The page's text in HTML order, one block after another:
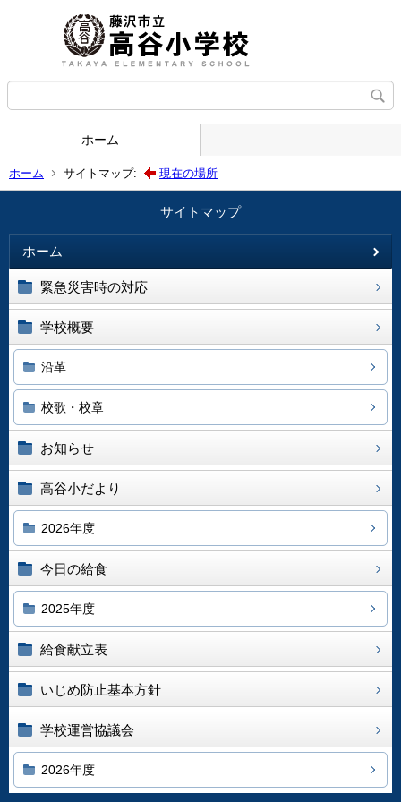
ホーム
ホーム サイトマップ: 現在の場所
サイトマップ
ホーム
緊急災害時の対応
学校概要
沿革
校歌・校章
お知らせ
高谷小だより
2026年度
今日の給食
2025年度
給食献立表
いじめ防止基本方針
学校運営協議会
2026年度